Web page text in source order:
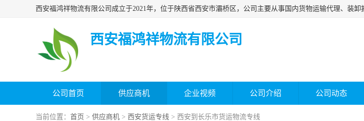
西安福鸿祥物流有限公司
公司首页 供应商机 企业视频 公司介绍 公司动态
当前位置： 首页 > 供应商机 > 西安货运专线 > 西安到长乐市货运物流专线